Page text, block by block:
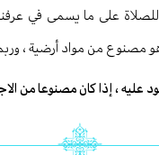
على ما يسمى في عرفنا
مصنوع من مواد أرضية ،
عليه ، إذا كان مصنوعا من